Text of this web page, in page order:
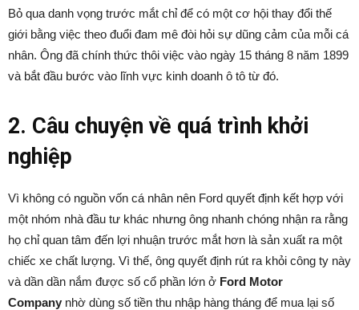
Bỏ qua danh vọng trước mắt chỉ để có một cơ hội thay đổi thế
giới bằng việc theo đuổi đam mê đòi hỏi sự dũng cảm của mỗi cá
nhân. Ông đã chính thức thôi việc vào ngày 15 tháng 8 năm 1899
và bắt đầu bước vào lĩnh vực kinh doanh ô tô từ đó.
2. Câu chuyện về quá trình khởi
nghiệp
Vì không có nguồn vốn cá nhân nên Ford quyết định kết hợp với
một nhóm nhà đầu tư khác nhưng ông nhanh chóng nhận ra rằng
họ chỉ quan tâm đến lợi nhuận trước mắt hơn là sản xuất ra một
chiếc xe chất lượng. Vì thế, ông quyết định rút ra khỏi công ty này
và dần dần nắm được số cổ phần lớn ở Ford Motor
Company nhờ dùng số tiền thu nhập hàng tháng để mua lại số